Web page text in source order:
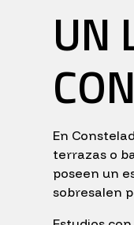
UN
En
terrazas o
poseen un
sobresalen